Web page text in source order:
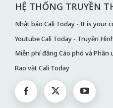
HỆ THỐNG TRUYỀN
Nhật báo Cali Today - It is your
Youtube Cali Today - Truyền
Miễn phí đăng Cáo phó và Phân
Rao vặt Cali Today